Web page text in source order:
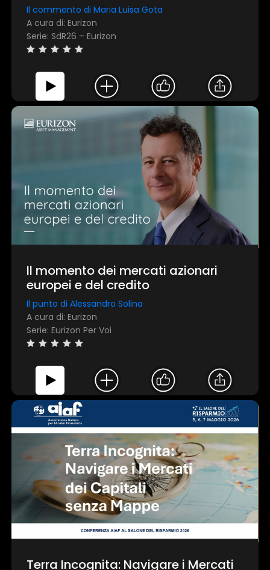
Il commento di Maria Luisa Gota
A cura di: Eurizon
Serie: SdR26 – Eurizon
Il momento dei mercati azionari
europei e del credito
Il punto di Alessandro Solina
A cura di: Eurizon
Serie: Eurizon Per Voi
Terra Incognita: Navigare i Mercati